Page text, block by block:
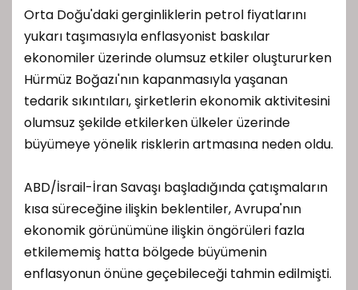
Orta Doğu'daki gerginliklerin petrol fiyatlarını
yukarı taşımasıyla enflasyonist baskılar
ekonomiler üzerinde olumsuz etkiler oluştururken
Hürmüz Boğazı'nın kapanmasıyla yaşanan
tedarik sıkıntıları, şirketlerin ekonomik aktivitesini
olumsuz şekilde etkilerken ülkeler üzerinde
büyümeye yönelik risklerin artmasına neden oldu.
ABD/İsrail-İran Savaşı başladığında çatışmaların
kısa süreceğine ilişkin beklentiler, Avrupa'nın
ekonomik görünümüne ilişkin öngörüleri fazla
etkilememiş hatta bölgede büyümenin
enflasyonun önüne geçebileceği tahmin edilmişti.